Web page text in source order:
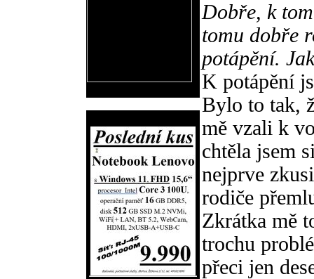
Dobře, k
tomu dobře
potápění.
K potápění
Bylo to tak,
mě vzali k
chtěla jsem
nejprve
rodiče
Zkrátka mě
trochu
přeci jen